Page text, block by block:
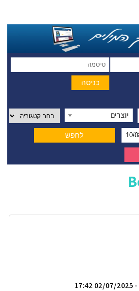
יוצרים
- 02/07/2025 17:42